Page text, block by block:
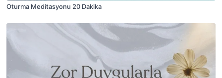
Oturma Meditasyonu 20 Dakika